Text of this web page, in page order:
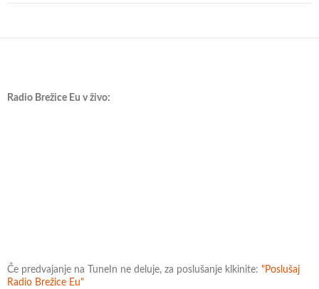
Radio Brežice Eu v živo:
Če predvajanje na TuneIn ne deluje, za poslušanje klkinite: "Poslušaj
Radio Brežice Eu"